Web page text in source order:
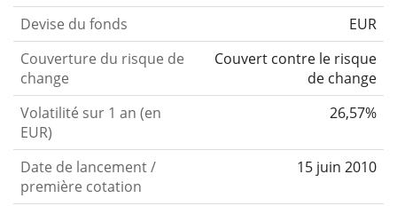
Devise du fonds
EUR
Couverture du risque de
change
Couvert contre le risque
de change
Volatilité sur 1 an (en
EUR)
26,57%
Date de lancement /
première cotation
15 juin 2010